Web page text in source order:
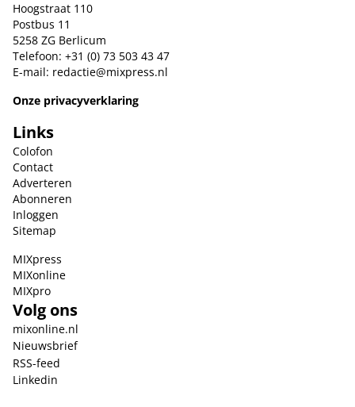
Hoogstraat 110
Postbus 11
5258 ZG Berlicum
Telefoon: +31 (0) 73 503 43 47
E-mail: redactie@mixpress.nl
Onze privacyverklaring
Links
Colofon
Contact
Adverteren
Abonneren
Inloggen
Sitemap
MIXpress
MIXonline
MIXpro
Volg ons
mixonline.nl
Nieuwsbrief
RSS-feed
Linkedin